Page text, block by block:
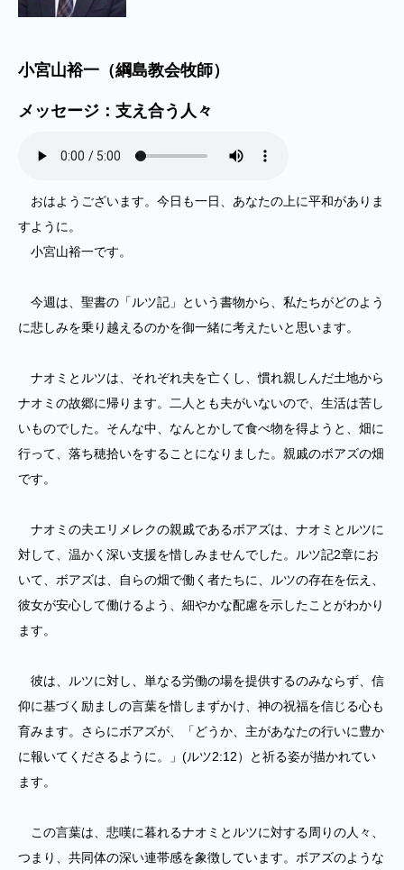
小宮山裕一（綱島教会牧師）
メッセージ：支え合う人々
おはようございます。今日も一日、あなたの上に平和がありま
すように。
小宮山裕一です。
今週は、聖書の「ルツ記」という書物から、私たちがどのよう
に悲しみを乗り越えるのかを御一緒に考えたいと思います。
ナオミとルツは、それぞれ夫を亡くし、慣れ親しんだ土地から
ナオミの故郷に帰ります。二人とも夫がいないので、生活は苦し
いものでした。そんな中、なんとかして食べ物を得ようと、畑に
行って、落ち穂拾いをすることになりました。親戚のボアズの畑
です。
ナオミの夫エリメレクの親戚であるボアズは、ナオミとルツに
対して、温かく深い支援を惜しみませんでした。ルツ記2章にお
いて、ボアズは、自らの畑で働く者たちに、ルツの存在を伝え、
彼女が安心して働けるよう、細やかな配慮を示したことがわかり
ます。
彼は、ルツに対し、単なる労働の場を提供するのみならず、信
仰に基づく励ましの言葉を惜しまずかけ、神の祝福を信じる心も
育みます。さらにボアズが、「どうか、主があなたの行いに豊か
に報いてくださるように。」(ルツ2:12）と祈る姿が描かれてい
ます。
この言葉は、悲嘆に暮れるナオミとルツに対する周りの人々、
つまり、共同体の深い連帯感を象徴しています。ボアズのような